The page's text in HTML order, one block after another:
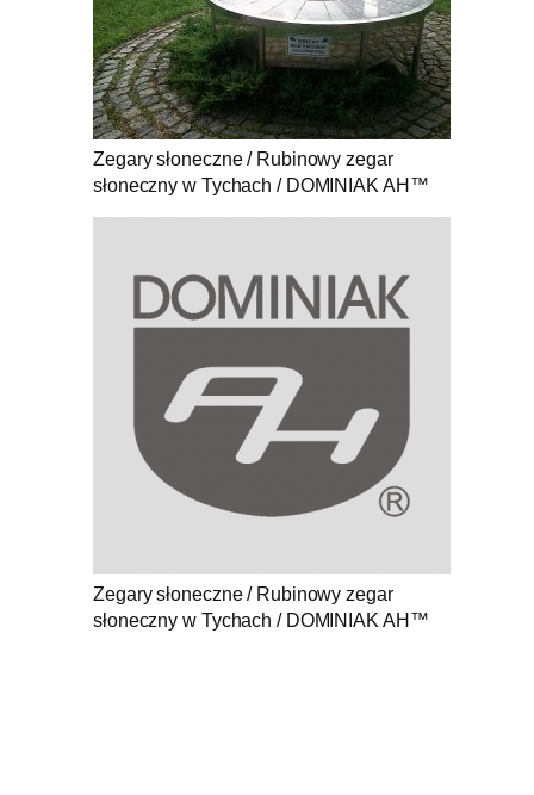
Zegary słoneczne / Rubinowy zegar
słoneczny w Tychach / DOMINIAK AH™
Zegary słoneczne / Rubinowy zegar
słoneczny w Tychach / DOMINIAK AH™